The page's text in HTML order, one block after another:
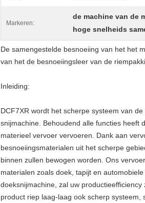
Markeren:
de machine van de
hoge snelheids
De samengestelde besnoeiing van het het
van het de besnoeiingsleer van de
Inleiding:
DCF7XR wordt het scherpe systeem van
snijmachine. Behoudend alle functies heeft
materieel vervoer vervoeren. Dank aan
besnoeiingsmaterialen uit het scherpe
binnen zullen bewogen worden. Ons
materialen zoals doek, tapijt en
doeksnijmachine, zal uw
product riep laag-laag ook scherp